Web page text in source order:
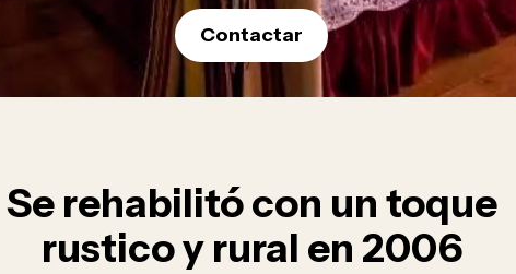
Contactar
Se rehabilitó con un toque
rustico y rural en 2006